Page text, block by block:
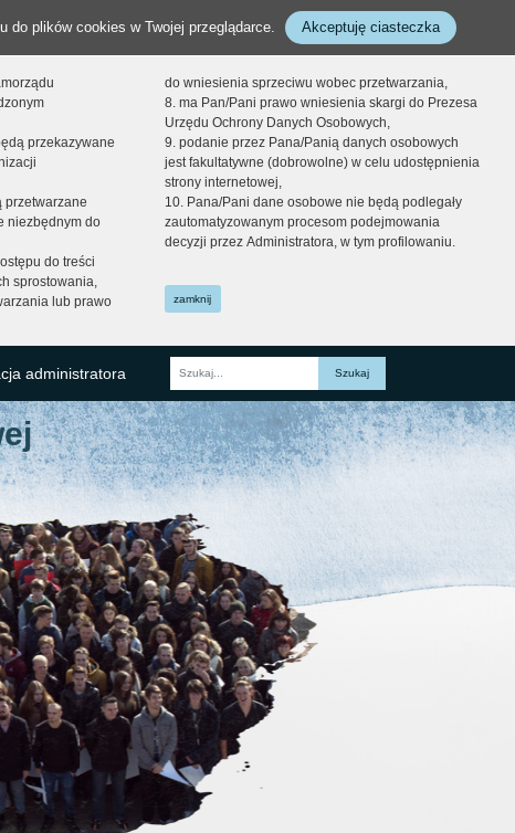
do plików cookies w Twojej przeglądarce. Akceptuję ciasteczka
przekazywane
przetwarzane
niezbędnym do
do treści
sprostowania,
lub prawo
do wniesienia sprzeciwu wobec przetwarzania,
8. ma Pan/Pani prawo wniesienia skargi do Prezesa
Urzędu Ochrony Danych Osobowych,
9. podanie przez Pana/Panią danych osobowych
jest fakultatywne (dobrowolne) w celu udostępnienia
strony internetowej,
10. Pana/Pani dane osobowe nie będą podlegały
zautomatyzowanym procesom podejmowania
decyzji przez Administratora, w tym profilowaniu.
zamknij
administratora
Fraza